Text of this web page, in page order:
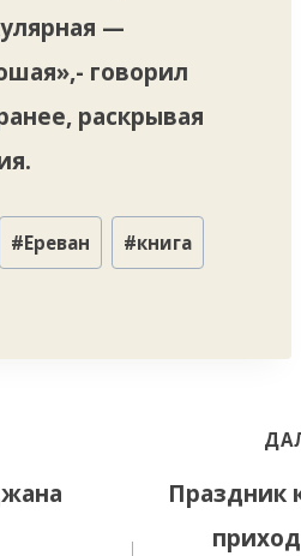
—
говорил
раскрывая
#Ереван #книга
Праздник